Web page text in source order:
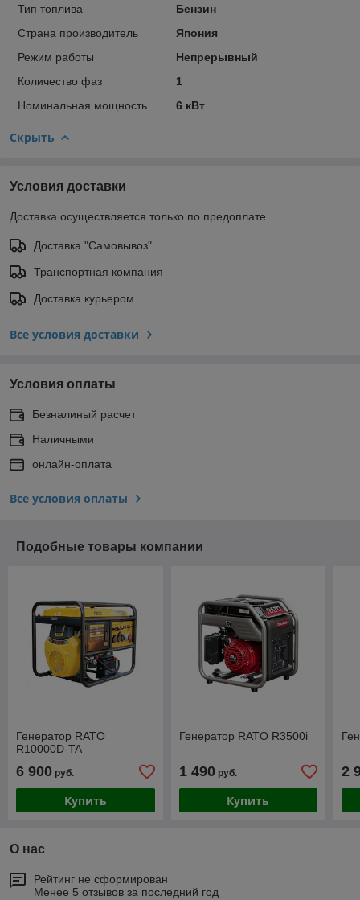
Тип топлива
Бензин
Страна производитель
Япония
Режим работы
Непрерывный
Количество фаз
1
Номинальная мощность
6 кВт
Скрыть
Условия доставки
Доставка осуществляется только по предоплате.
Доставка "Самовывоз"
Транспортная компания
Доставка курьером
Все условия доставки
Условия оплаты
Безналиный расчет
Наличными
онлайн-оплата
Все условия оплаты
Подобные товары компании
Генератор RATO
R10000D-TA
6 900 руб.
Купить
Генератор RATO R3500i
1 490руб.
Купить
2
О нас
Рейтинг не сформирован
Менее 5 отзывов за последний год